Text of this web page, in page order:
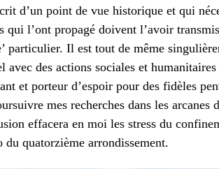
d’un point de vue historique et qui
qui l’ont propagé doivent l’avoir
particulier. Il est tout de même
des actions sociales et humanitaires
et porteur d’espoir pour des fidèles
mes recherches dans les arcanes
effacera en moi les stress du
quatorzième arrondissement.